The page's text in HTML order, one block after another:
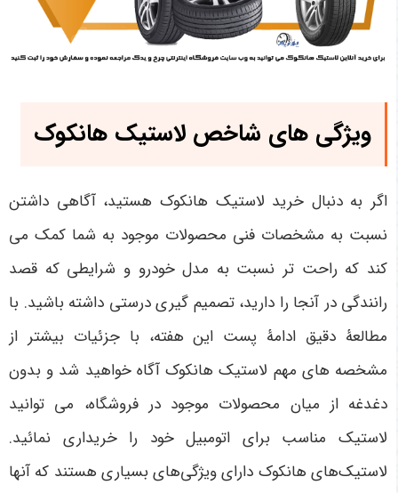
ویژگی های شاخص لاستیک هانکوک
اگر به دنبال خرید لاستیک هانکوک هستید، آگاهی داشتن
نسبت به مشخصات فنی محصولات موجود به شما کمک می
کند که راحت تر نسبت به مدل خودرو و شرایطی که قصد
رانندگی در آنجا را دارید، تصمیم گیری درستی داشته باشید. با
مطالعۀ دقیق ادامۀ پست این هفته، با جزئیات بیشتر از
مشخصه های مهم لاستیک هانکوک آگاه خواهید شد و بدون
دغدغه از میان محصولات موجود در فروشگاه، می توانید
لاستیک مناسب برای اتومبیل خود را خریداری نمائید.
لاستیک‌های هانکوک دارای ویژگی‌های بسیاری هستند که آنها